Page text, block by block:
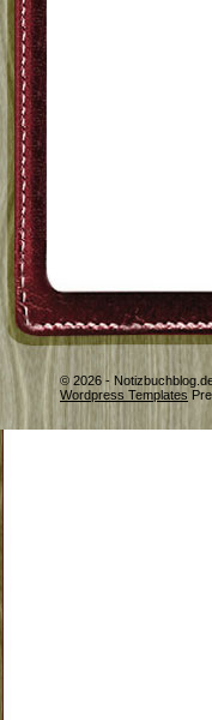
© 2026 -
Wordpress Templates